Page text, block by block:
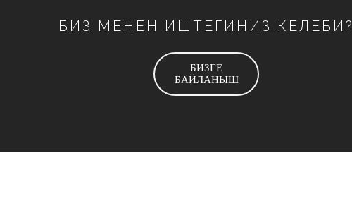
БИЗ МЕНЕН ИШТЕГИНИЗ КЕЛЕБИ?
БИЗГЕ
БАЙЛАНЫШ